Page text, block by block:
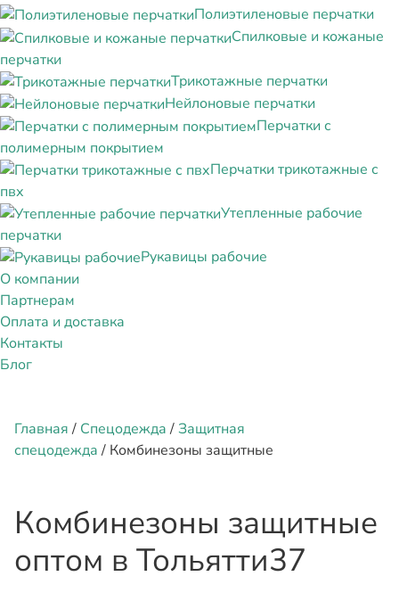
Полиэтиленовые перчатки
Спилковые и кожаные
перчатки
Трикотажные перчатки
Нейлоновые перчатки
Перчатки с
полимерным покрытием
Перчатки трикотажные с
пвх
Утепленные рабочие
перчатки
Рукавицы рабочие
О компании
Партнерам
Оплата и доставка
Контакты
Блог
Главная/ Спецодежда/Защитная
спецодежда/ Комбинезоны защитные
Комбинезоны защитные
оптом в Тольятти37